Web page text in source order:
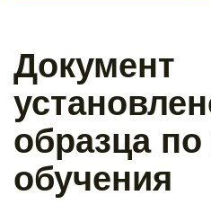
Документ
образца по
обучения